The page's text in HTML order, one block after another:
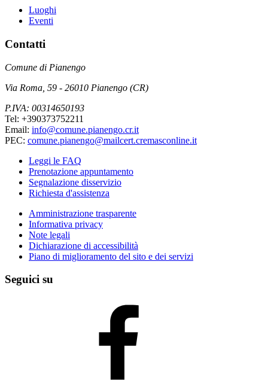
Luoghi
Eventi
Contatti
Comune di Pianengo
Via Roma, 59 - 26010 Pianengo (CR)
P.IVA: 00314650193
Tel: +390373752211
Email: info@comune.pianengo.cr.it
PEC: comune.pianengo@mailcert.cremasconline.it
Leggi le FAQ
Prenotazione appuntamento
Segnalazione disservizio
Richiesta d'assistenza
Amministrazione trasparente
Informativa privacy
Note legali
Dichiarazione di accessibilità
Piano di miglioramento del sito e dei servizi
Seguici su